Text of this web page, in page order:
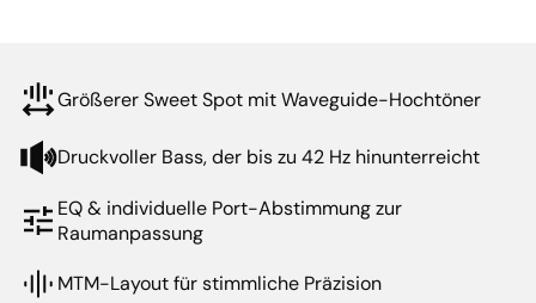
Größerer Sweet Spot mit Waveguide-Hochtöner
Druckvoller Bass, der bis zu 42 Hz hinunterreicht
EQ & individuelle Port-Abstimmung zur
Raumanpassung
MTM-Layout für stimmliche Präzision